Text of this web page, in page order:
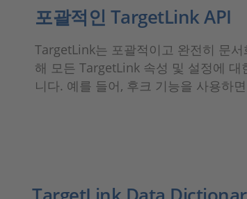
포괄적인 TargetLink API
TargetLink는 포괄적이고 완전히 문
해 모든 TargetLink 속성 및 설정에
니다. 예를 들어, 후크 기능을 사용하